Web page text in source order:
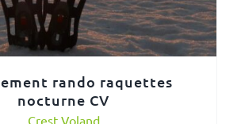
rando raquettes
nocturne CV
Crest Voland